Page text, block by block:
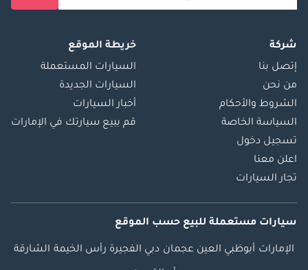
شركة
إتصل بنا
من نحن
الشروط والأحكام
السياسة الخاصة
تسجيل دخول
اعلن معنا
تجار السيارات
خريطة الموقع
السيارات المستعملة
السيارات الجديدة
أخبار السيارات
قم ببيع سيارتك في الإمارات
سيارات مستعملة للبيع حسب الموقع
الإمارات أبوظبي العين عجمان دبي الفجيرة رأس الخيمة الشارقة